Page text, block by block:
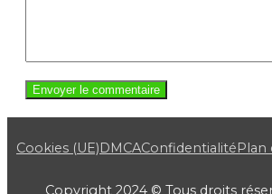
Cookies (UE)DMCAConfidentialitéPlan
Copyright 2024 © Tous droits